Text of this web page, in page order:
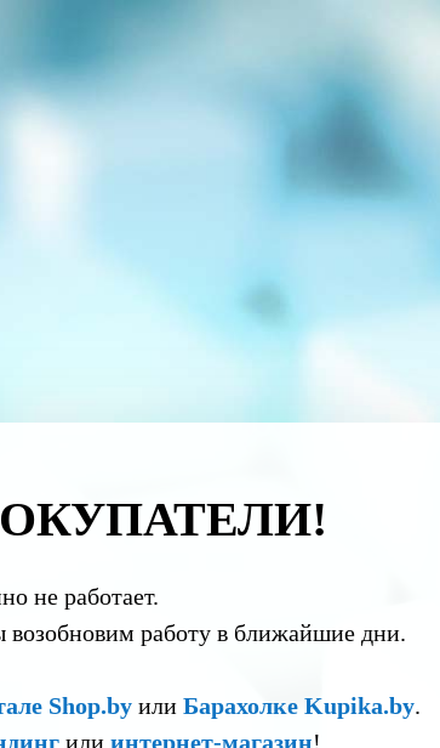
не работает.
работу в ближайшие дни.
Shop.byили Барахолке Kupika.by.
или интернет-магазин!